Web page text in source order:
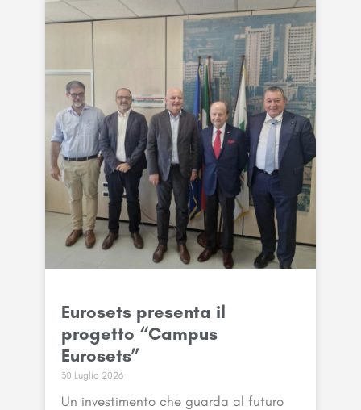
Eurosets presenta il
progetto “Campus
Eurosets”
30 Luglio 2026
Un investimento che guarda al futuro